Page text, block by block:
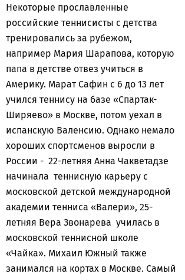
Некоторые прославленные
российские теннисисты с детства
тренировались за рубежом,
например Мария Шарапова, которую
папа в детстве отвез учиться в
Америку. Марат Сафин с 6 до 13 лет
учился теннису на базе «Спартак-
Ширяево» в Москве, потом уехал в
испанскую Валенсию. Однако немало
хороших спортсменов выросли в
России - 22-летняя Анна Чакветадзе
начинала теннисную карьеру с
московской детской международной
академии тенниса «Валери», 25-
летняя Вера Звонарева училась в
московской теннисной школе
«Чайка». Михаил Южный также
занимался на кортах в Москве. Самый